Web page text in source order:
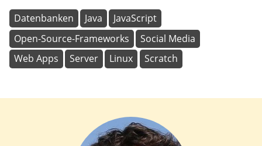
Datenbanken Java
JavaScript
Open-Source-Frameworks
Social Media
Web Apps
Server Linux Scratch